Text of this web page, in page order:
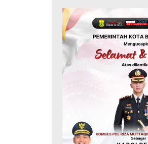
Headline Investasi &
KUA-PPAS
Defisit 170
Pendapatan 1,2
Belanja 1,37
Kekurangan
Agustus 7, 2026
Kalsel